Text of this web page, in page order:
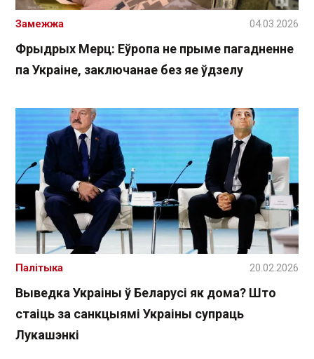
Фрыдрых Мерц: Еўропа не прыме пагадненне
па Украіне, заключанае без яе ўдзелу
Замежжа 04.03.2026
Выведка Украіны ў Беларусі як дома? Што
стаіць за санкцыямі Украіны супраць
Лукашэнкі
Палітыка 20.02.2026